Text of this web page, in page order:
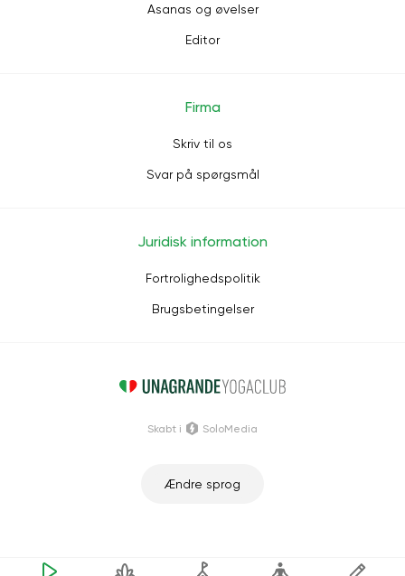
Asanas og øvelser
Editor
Firma
Skriv til os
Svar på spørgsmål
Juridisk information
Fortrolighedspolitik
Brugsbetingelser
Ændre sprog
Skabt i SoloMedia